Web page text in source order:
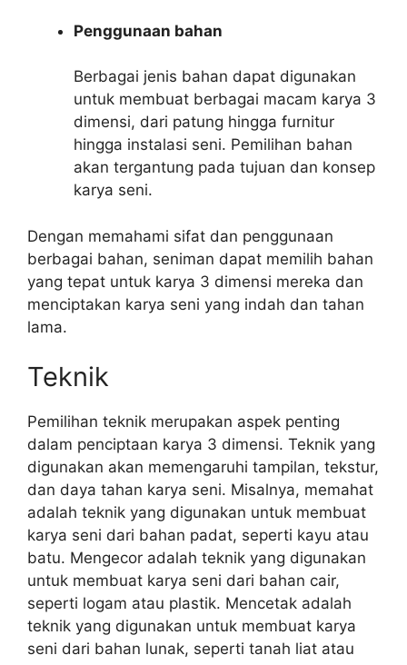
Penggunaan bahan
Berbagai jenis bahan dapat digunakan
untuk membuat berbagai macam karya 3
dimensi, dari patung hingga furnitur
hingga instalasi seni. Pemilihan bahan
akan tergantung pada tujuan dan konsep
karya seni.
Dengan memahami sifat dan penggunaan
berbagai bahan, seniman dapat memilih bahan
yang tepat untuk karya 3 dimensi mereka dan
menciptakan karya seni yang indah dan tahan
lama.
Teknik
Pemilihan teknik merupakan aspek penting
dalam penciptaan karya 3 dimensi. Teknik yang
digunakan akan memengaruhi tampilan, tekstur,
dan daya tahan karya seni. Misalnya, memahat
adalah teknik yang digunakan untuk membuat
karya seni dari bahan padat, seperti kayu atau
batu. Mengecor adalah teknik yang digunakan
untuk membuat karya seni dari bahan cair,
seperti logam atau plastik. Mencetak adalah
teknik yang digunakan untuk membuat karya
seni dari bahan lunak, seperti tanah liat atau